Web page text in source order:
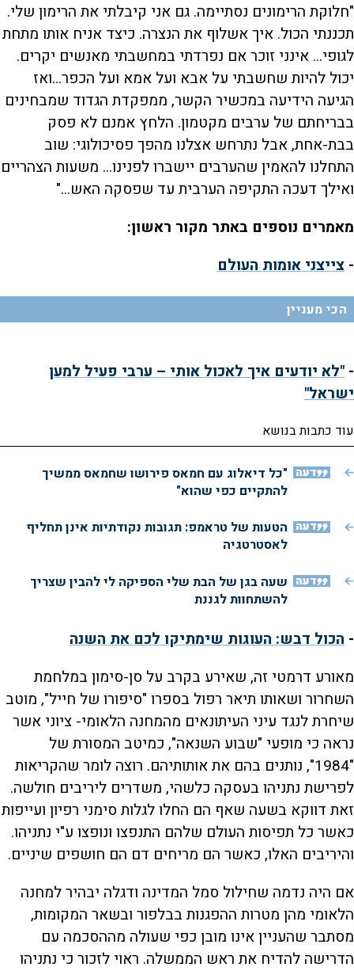
"חלוקת הרימונים נסתיימה. גם אני קיבלתי את הרימון שלי.
תכננתי הכול. איך אשלוף את הנצרה. כיצד אניח אותו מתחת
לגופי... אינני זוכר אם נפרדתי במחשבתי מאנשים יקרים.
יכול להיות שחשבתי על אבא ועל אמא ועל הכפר...ואז
הגיעה הידיעה במכשיר הקשר, ממפקדת הגדוד שמבחינים
בבריחתם של ערבים מקטמון. הלחץ אמנם לא פסק
בבת-אחת, אבל נתרחש אצלנו מהפך פסיכולוגי: שוב
התחלנו להאמין שהערבים יישברו לפנינו... משעות הצהריים
ואילך דעכה התקיפה הערבית עד שפסקה האש..."
מאמרים נוספים באתר מקור ראשון:
- צייצני אומות העולם
הכי מעניין
- "לא יודעים איך לאכול אותי – ערבי פעיל למען
ישראל"
עוד כתבות בנושא
דעה "כל דיאלוג עם חמאס פירושו שחמאס ממשיך
להתקיים כפי שהוא"
דעה הטעות של טראמפ: תגובות נקודתיות אינן תחליף
לאסטרטגיה
דעה שעה בגן של הבת שלי הספיקה לי להבין שצריך
להשתחוות לגננת
- הכול דבש: העוגות שימתיקו לכם את השנה
מאורע דרמטי זה, שאירע בקרב על סן-סימון במלחמת
השחרור ושאותו תיאר רפול בספרו "סיפורו של חייל", מוטב
שיחרת לנגד עיני העיתונאים מהמחנה הלאומי- ציוני אשר
נראה כי מופעי "שבוע השנאה", כמיטב המסורת של
"1984", נותנים בהם את אותותיהם. רוצה לומר שהקריאות
לפרישת נתניהו בעסקה כלשהי, משדרים ליריבים חולשה.
זאת דווקא בשעה שאף הם החלו לגלות סימני רפיון ועייפות
כאשר כל תפיסות העולם שלהם התנפצו ונופצו ע"י נתניהו.
והיריבים האלו, כאשר הם מריחים דם הם חושפים שיניים.
אם היה נדמה שחילול סמל המדינה ודגלה יבהיר למחנה
הלאומי מהן מטרות ההפגנות בבלפור ובשאר המקומות,
מסתבר שהעניין אינו מובן כפי שעולה מההסכמה עם
הדרישה להדיח את ראש הממשלה. ראוי לזכור כי נתניהו